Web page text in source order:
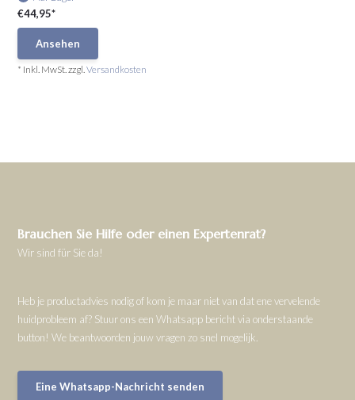
€44,95*
Ansehen
* Inkl. MwSt. zzgl.Versandkosten
Brauchen Sie Hilfe oder einen Expertenrat?
Wir sind für Sie da!
Heb je productadvies nodig of kom je maar niet van dat ene vervelende
huidprobleem af? Stuur ons een Whatsapp bericht via onderstaande
button! We beantwoorden jouw vragen zo snel mogelijk.
Eine Whatsapp-Nachricht senden